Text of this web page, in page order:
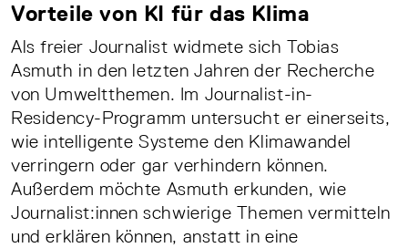
Vorteile von KI für das Klima
Als freier Journalist widmete sich Tobias
Asmuth in den letzten Jahren der Recherche
von Umweltthemen. Im Journalist-in-
Residency-Programm untersucht er einerseits,
wie intelligente Systeme den Klimawandel
verringern oder gar verhindern können.
Außerdem möchte Asmuth erkunden, wie
Journalist:innen schwierige Themen vermitteln
und erklären können, anstatt in eine